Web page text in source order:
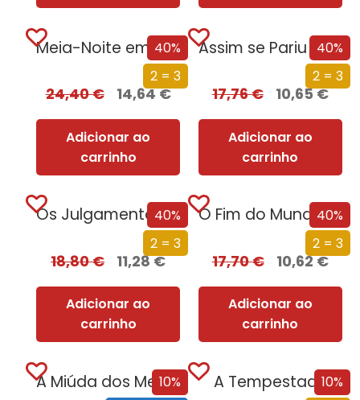
40%
2 = 3
Meia-Noite em Chernobyl
24,40€ 14,64€
Adicionar ao
carrinho
40%
2 = 3
Assim se Pariu o Brasil
17,76€ 10,65€
Adicionar ao
carrinho
40%
2 = 3
Os Julgamentos de Nuremberga
18,80€ 11,28€
Adicionar ao
carrinho
40%
2 = 3
O Fim do Mundo em Cuecas
17,70€ 10,62€
Adicionar ao
carrinho
10%
A Miúda dos Meus Sonhos
10%
A Tempestade